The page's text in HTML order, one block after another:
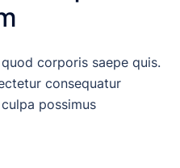
corporis saepe quis.
consequatur
possimus